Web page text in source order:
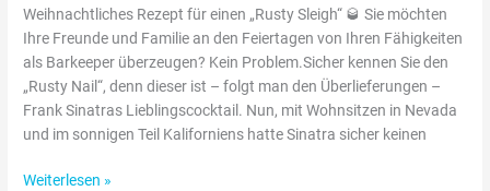
Weihnachtliches Rezept für einen „Rusty Sleigh“ 🥃 Sie möchten
Ihre Freunde und Familie an den Feiertagen von Ihren Fähigkeiten
als Barkeeper überzeugen? Kein Problem.Sicher kennen Sie den
„Rusty Nail“, denn dieser ist – folgt man den Überlieferungen –
Frank Sinatras Lieblingscocktail. Nun, mit Wohnsitzen in Nevada
und im sonnigen Teil Kaliforniens hatte Sinatra sicher keinen
Weiterlesen »